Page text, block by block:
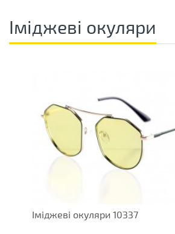
Іміджеві окуляри
Іміджеві окуляри 10337